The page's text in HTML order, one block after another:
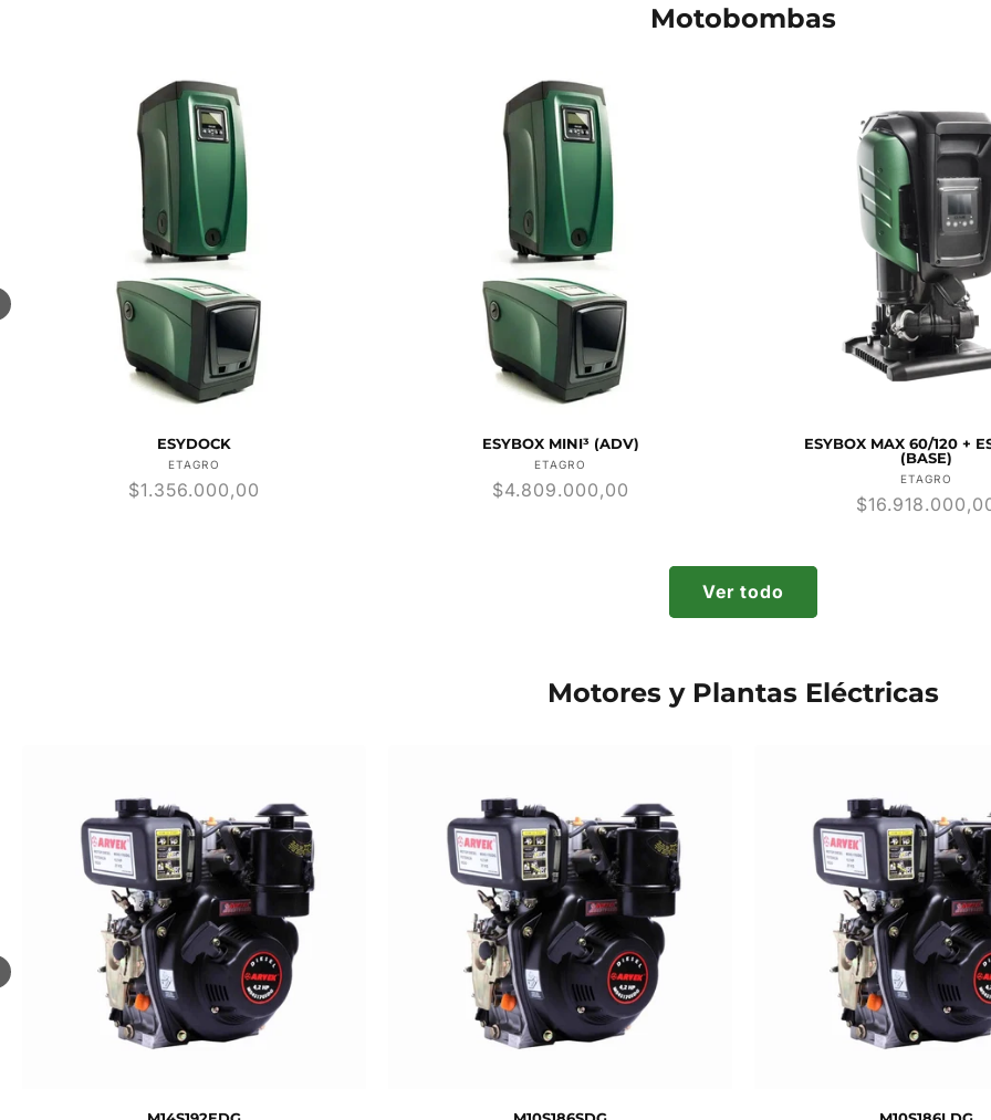
Motobombas
ESYDOCK
Proveedor:
ETAGRO
Precio
$1.356.000,00
ESYBOX MINI³ (ADV)
Proveedor:
ETAGRO
Precio
$4.809.000,00
ESYBOX MAX 60/120 +
(BASE)
ETAGRO
Precio
Ver todo
Motores y Plantas Eléctricas